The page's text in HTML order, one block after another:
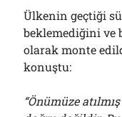
Ülkenin geçtiği
beklemediğini ve
olarak monte
konuştu:
“Önümüze